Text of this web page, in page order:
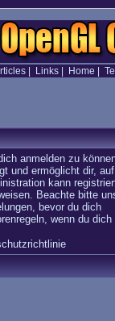
| Links| Home
anmelden zu
und ermöglicht dir, auf
kann
Beachte bitte
bevor du dich
wenn du dich